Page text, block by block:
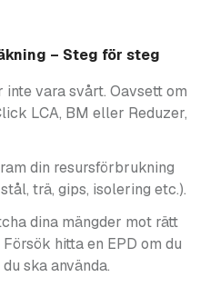
– Steg för steg
vara svårt. Oavsett om
LCA, BM eller Reduzer,
din resursförbrukning
trä, gips, isolering etc.).
dina mängder mot rätt
hitta en EPD om du
ska använda.